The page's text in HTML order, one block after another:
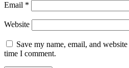
Email *
Website
Save my name, email, and
time I comment.